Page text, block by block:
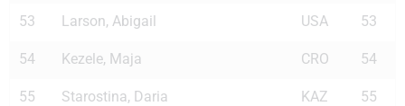
53 Larson, Abigail USA 53
54 Kezele, Maja CRO 54
55 Starostina, Daria KAZ 55